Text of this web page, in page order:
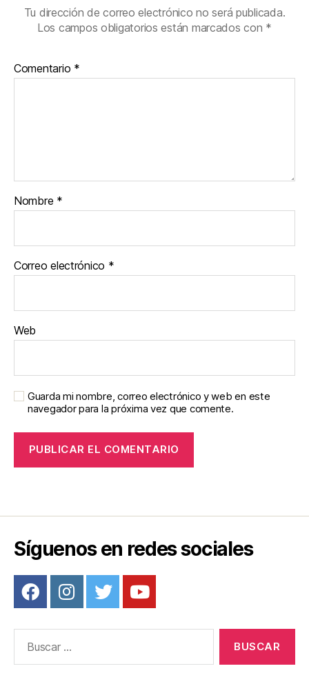
Tu dirección de correo electrónico no será publicada.
Los campos obligatorios están marcados con *
Comentario *
Nombre *
Correo electrónico *
Web
Guarda mi nombre, correo electrónico y web en este
navegador para la próxima vez que comente.
Síguenos en redes sociales